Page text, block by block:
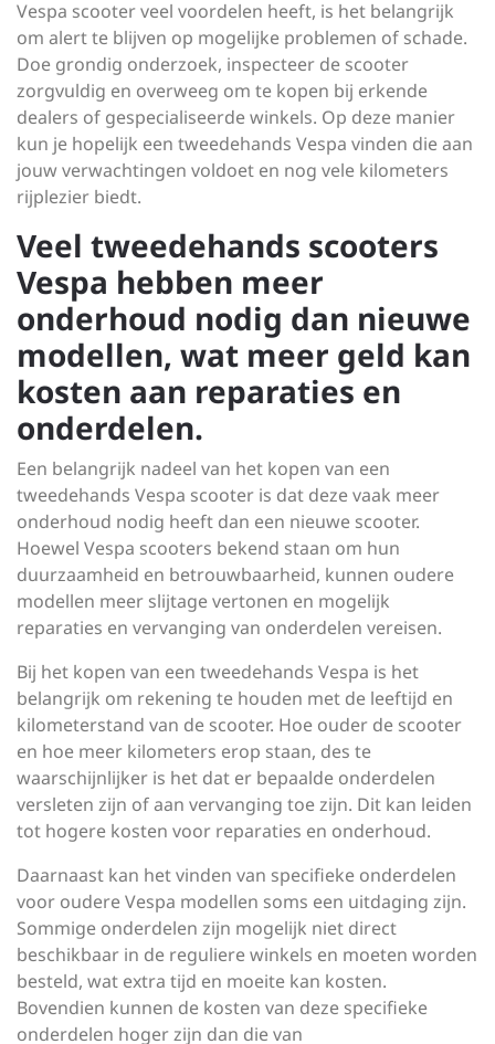
Vespa scooter veel voordelen heeft, is het belangrijk
om alert te blijven op mogelijke problemen of schade.
Doe grondig onderzoek, inspecteer de scooter
zorgvuldig en overweeg om te kopen bij erkende
dealers of gespecialiseerde winkels. Op deze manier
kun je hopelijk een tweedehands Vespa vinden die aan
jouw verwachtingen voldoet en nog vele kilometers
rijplezier biedt.
Veel tweedehands scooters
Vespa hebben meer
onderhoud nodig dan nieuwe
modellen, wat meer geld kan
kosten aan reparaties en
onderdelen.
Een belangrijk nadeel van het kopen van een
tweedehands Vespa scooter is dat deze vaak meer
onderhoud nodig heeft dan een nieuwe scooter.
Hoewel Vespa scooters bekend staan om hun
duurzaamheid en betrouwbaarheid, kunnen oudere
modellen meer slijtage vertonen en mogelijk
reparaties en vervanging van onderdelen vereisen.
Bij het kopen van een tweedehands Vespa is het
belangrijk om rekening te houden met de leeftijd en
kilometerstand van de scooter. Hoe ouder de scooter
en hoe meer kilometers erop staan, des te
waarschijnlijker is het dat er bepaalde onderdelen
versleten zijn of aan vervanging toe zijn. Dit kan leiden
tot hogere kosten voor reparaties en onderhoud.
Daarnaast kan het vinden van specifieke onderdelen
voor oudere Vespa modellen soms een uitdaging zijn.
Sommige onderdelen zijn mogelijk niet direct
beschikbaar in de reguliere winkels en moeten worden
besteld, wat extra tijd en moeite kan kosten.
Bovendien kunnen de kosten van deze specifieke
onderdelen hoger zijn dan die van